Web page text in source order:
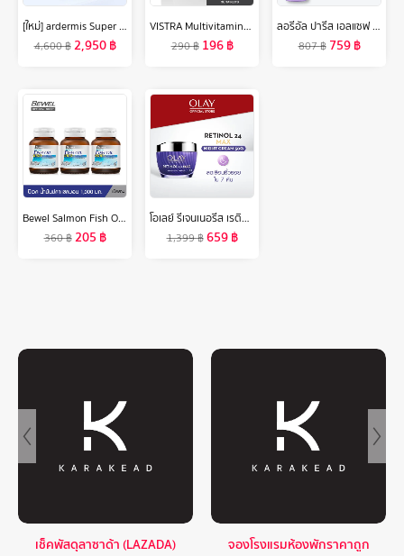
[ใหม่] ardermis Super Concentrate (Gen ll) 30ml เซรั่มไบโอเปปไทด์ ผิวดูอ่อนเยาว์ ด้วย BIOPEPTIDE 35ppm
4,600฿2,950฿
VISTRA Multivitamins & Minerals Amino - วิสทร้า มัลติวิตามินและมิเนอรัล(30 เม็ด)
290฿ 196฿
ลอรีอัล ปารีส เอลแซฟ ไฮยาลูรอน มอยซ์เจอร์ 72เอช มอยซ์เจอร์ แชมพู + คอนดิชันเนอร์ + เอลแซฟ เอ็กซ์ตรอว์ดินารี่ ออยล์ ออยล์บำรุงผม
807฿ 759฿
Bewel Salmon Fish Oil - บีเวลน้ำมันปลาแซลมอน ผสมวิตามินอี มีโอเมก้า 3 (30 เม็ด) (แพค 3 ขวด)
360฿205 ฿
โอเลย์ รีเจนเนอรีส เรตินอล24 แม็กซ์ ไนท์ครีม 50 กรัม. ลดเลือนริ้วรอย สกินแคร์ Olay Regenerist Retinol24 Max Night Cream 50G
1,399฿659฿
เช็คพัสดุลาซาด้า (LAZADA) จองโรงแรมห้องพักราคาถูก